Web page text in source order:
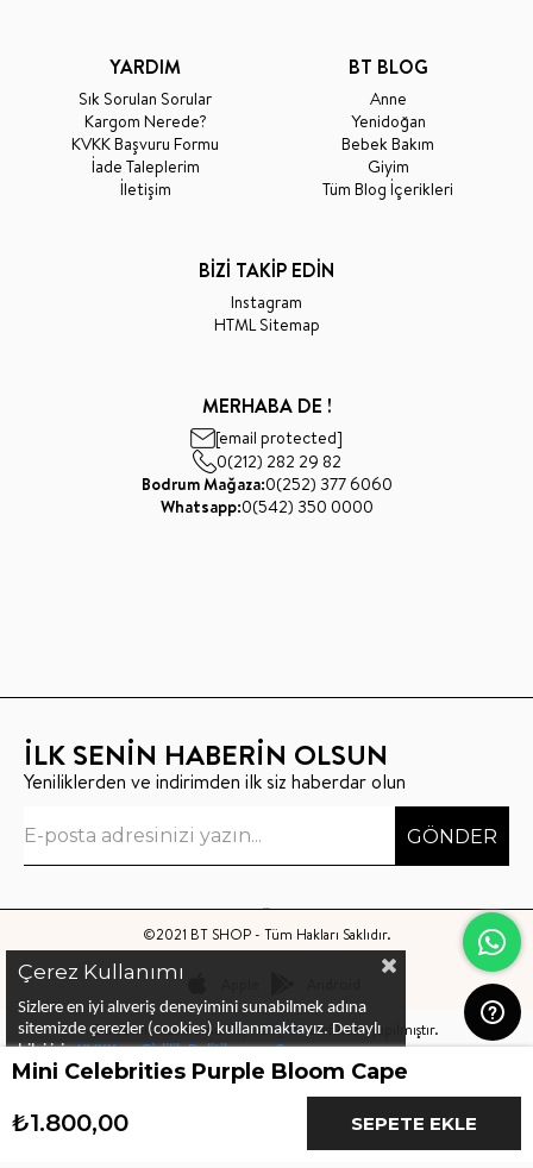
YARDIM
Sık Sorulan Sorular
Kargom Nerede?
KVKK Başvuru Formu
İade Taleplerim
İletişim
BT BLOG
Anne
Yenidoğan
Bebek Bakım
Giyim
Tüm Blog İçerikleri
BİZİ TAKİP EDİN
Instagram
HTML Sitemap
MERHABA DE !
[email protected]
0(212) 282 29 82
Bodrum Mağaza:0(252) 377 6060
Whatsapp:0(542) 350 0000
İLK SENİN HABERİN OLSUN
Yeniliklerden ve indirimden ilk siz haberdar olun
GÖNDER
©2021 BT SHOP - Tüm Hakları Saklıdır.
Bu sitenin kurulumuKeyo Digitaltarafından yapılmıştır.
Çerez Kullanımı
Sizlere en iyi alıveriş deneyimini sunabilmek adına
sitemizde çerezler (cookies) kullanmaktayız. Detaylı
bilgi için KVKK ve Gizlilik Politikası veÇerez
Politikalarını inceleyebilirsiniz
Mini Celebrities Purple Bloom Cape
₺1.800,00